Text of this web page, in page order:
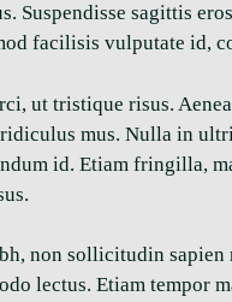
sagittis
facilisis vulputate id,
ut tristique risus.
mus. Nulla in
id. Etiam fringilla,
non sollicitudin
lectus. Etiam tempor